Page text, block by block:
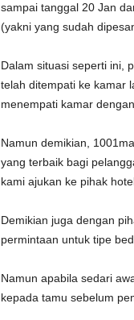
sampai tanggal 20 Jan
(yakni yang sudah
Dalam situasi seperti ini,
telah ditempati ke kamar
menempati kamar
Namun demikian,
yang terbaik bagi
kami ajukan ke pihak
Demikian juga dengan
permintaan untuk tipe
Namun apabila sedari
kepada tamu sebelum